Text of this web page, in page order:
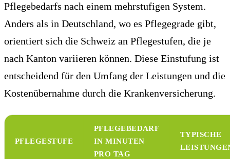
Pflegebedarfs nach einem mehrstufigen System.
Anders als in Deutschland, wo es Pflegegrade gibt,
orientiert sich die Schweiz an Pflegestufen, die je
nach Kanton variieren können. Diese Einstufung ist
entscheidend für den Umfang der Leistungen und die
Kostenübernahme durch die Krankenversicherung.
PFLEGESTUFE
PFLEGEBEDARF
IN MINUTEN
PRO TAG
TYPISCHE